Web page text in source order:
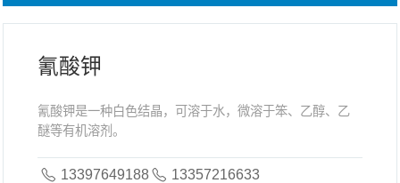
氰酸钾
氰酸钾是一种白色结晶，可溶于水，微溶于笨、乙醇、乙
醚等有机溶剂。
13397649188 13357216633